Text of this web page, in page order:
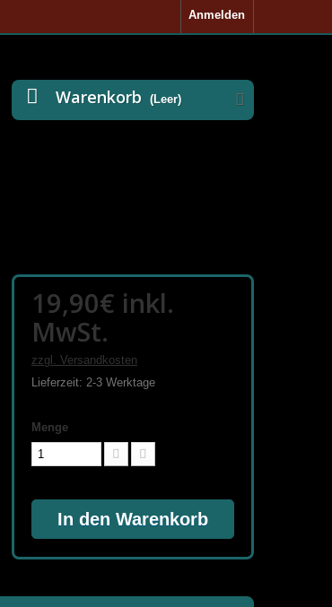
Anmelden
Warenkorb (Leer)
19,90€ inkl.
MwSt.
zzgl. Versandkosten
Lieferzeit: 2-3 Werktage
Menge
In den Warenkorb